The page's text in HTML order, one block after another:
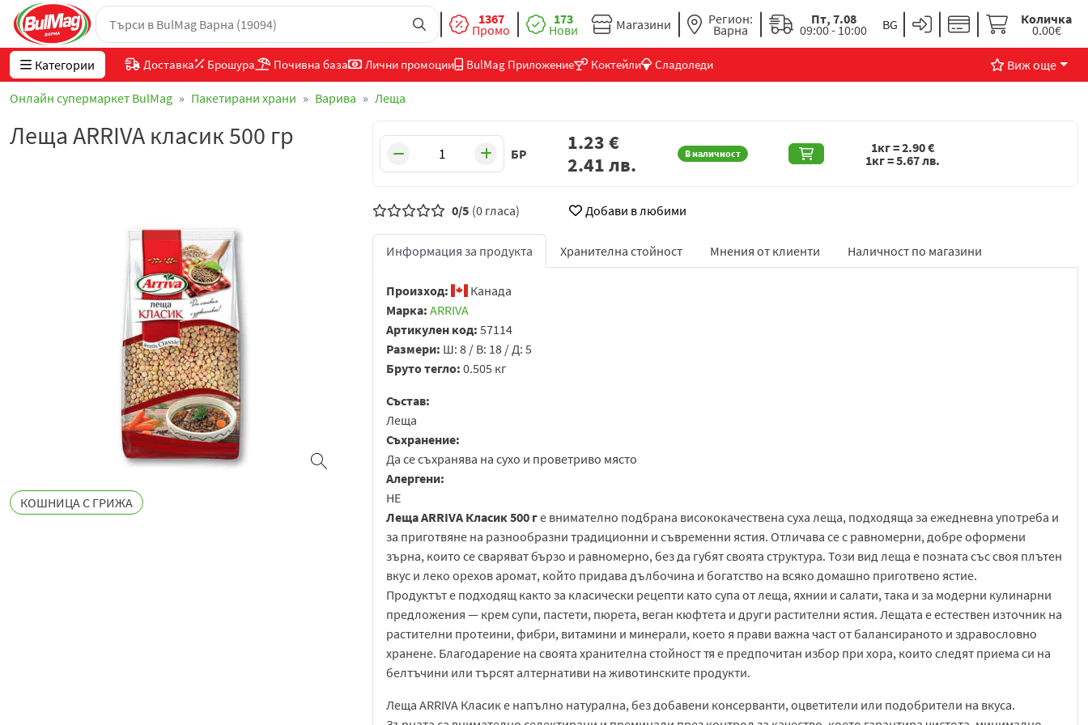
1367
Промо
173
Нови Магазини Регион:
Варна
Пт, 7.08
09:00 - 10:00
Количка
0.00€
Категории Доставка Брошура Почивна база Лични промоции BulMag Приложение Коктейли Сладоледи Виж още
Онлайн супермаркет BulMag Пакетирани храни Варива Леща
Леща ARRIVA класик 500 гр
КОШНИЦА С ГРИЖА
БР В наличност
1.23€
2.41лв.
1кг =2.90€
1кг =5.67лв.
0/5 (0 гласа) Добави в любими
Информация за продукта Хранителна стойност Мнения от клиенти Наличност по магазини
Произход:
Канада
Марка: ARRIVA
Артикулен код: 57114
Размери: Ш: 8 / В: 18 / Д: 5
Бруто тегло: 0.505 кг
Състав:
Леща
Съхранение:
Да се съхранява на сухо и проветриво място
Алергени:
НЕ
Леща ARRIVA Класик 500 ге внимателно подбрана висококачествена суха леща, подходяща за ежедневна употреба и
за приготвяне на разнообразни традиционни и съвременни ястия. Отличава се с равномерни, добре оформени
зърна, които се сваряват бързо и равномерно, без да губят своята структура. Този вид леща е позната със своя плътен
вкус и леко орехов аромат, който придава дълбочина и богатство на всяко домашно приготвено ястие.
Продуктът е подходящ както за класически рецепти като супа от леща, яхнии и салати, така и за модерни кулинарни
предложения — крем супи, пастети, пюрета, веган кюфтета и други растителни ястия. Лещата е естествен източник на
растителни протеини, фибри, витамини и минерали, което я прави важна част от балансираното и здравословно
хранене. Благодарение на своята хранителна стойност тя е предпочитан избор при хора, които следят приема си на
белтъчини или търсят алтернативи на животинските продукти.
Леща ARRIVA Класик е напълно натурална, без добавени консерванти, оцветители или подобрители на вкуса.